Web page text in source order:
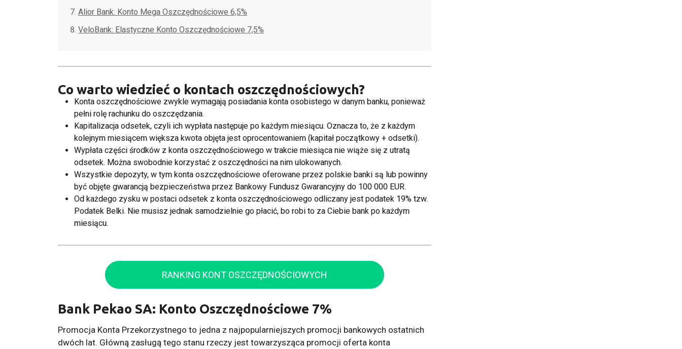
Alior Bank: Konto Mega Oszczędnościowe 6,5%
VeloBank: Elastyczne Konto Oszczędnościowe 7,5%
Co warto wiedzieć o kontach oszczędnościowych?
Konta oszczędnościowe zwykle wymagają posiadania konta osobistego w danym banku, ponieważ
pełni rolę rachunku do oszczędzania.
Kapitalizacja odsetek, czyli ich wypłata następuje po każdym miesiącu. Oznacza to, że z każdym
kolejnym miesiącem większa kwota objęta jest oprocentowaniem (kapitał początkowy + odsetki).
Wypłata części środków z konta oszczędnościowego w trakcie miesiąca nie wiąże się z utratą
odsetek. Można swobodnie korzystać z oszczędności na nim ulokowanych.
Wszystkie depozyty, w tym konta oszczędnościowe oferowane przez polskie banki są lub powinny
być objęte gwarancją bezpieczeństwa przez Bankowy Fundusz Gwarancyjny do 100 000 EUR.
Od każdego zysku w postaci odsetek z konta oszczędnościowego odliczany jest podatek 19% tzw.
Podatek Belki. Nie musisz jednak samodzielnie go płacić, bo robi to za Ciebie bank po każdym
miesiącu.
RANKING KONT OSZCZĘDNOŚCIOWYCH
Bank Pekao SA: Konto Oszczędnościowe 7%
Promocja Konta Przekorzystnego to jedna z najpopularniejszych promocji bankowych ostatnich
dwóch lat. Główną zasługą tego stanu rzeczy jest towarzysząca promocji oferta konta